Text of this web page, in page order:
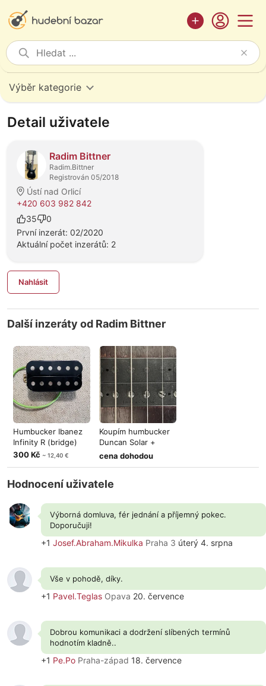
Výběr kategorie
Detail uživatele
Radim Bittner
Radim.Bittner
Registrován 05/2018
Ústí nad Orlicí
+420 603 982 842
35
0
První inzerát: 02/2020
Aktuální počet inzerátů: 2
Nahlásit
Další inzeráty od Radim Bittner
Humbucker Ibanez
Infinity R (bridge)
300 Kč ~ 12,40 €
Koupím humbucker
Duncan Solar +
(Bridge)
cena dohodou
Hodnocení uživatele
Výborná domluva, fér jednání a příjemný pokec.
Doporučuji!
+1 Josef.Abraham.Mikulka Praha 3 úterý 4. srpna
Vše v pohodě, díky.
+1 Pavel.Teglas Opava 20. července
Dobrou komunikaci a dodržení slíbených termínů
hodnotím kladně..
+1 Pe.Po Praha-západ 18. července